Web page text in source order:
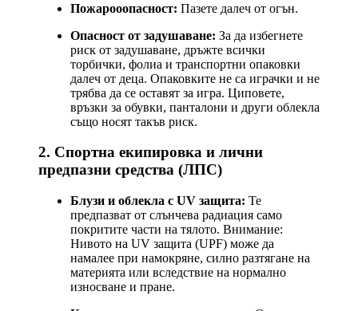
Пожарооопасност: Пазете далеч от огън.
Опасност от задушаване: За да избегнете
риск от задушаване, дръжте всички
торбички, фолиа и транспортни опаковки
далеч от деца. Опаковките не са играчки и не
трябва да се оставят за игра. Циповете,
връзки за обувки, панталони и други облекла
също носят такъв риск.
2. Спортна екипировка и лични
предпазни средства (ЛПС)
Блузи и облекла с UV защита: Те
предпазват от слънчева радиация само
покритите части на тялото. Внимание:
Нивото на UV защита (UPF) може да
намалее при намокряне, силно разтягане на
материята или вследствие на нормално
износване и пране.